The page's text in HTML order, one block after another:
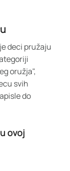
deci pružaju
oružja",
svih
do
ovoj